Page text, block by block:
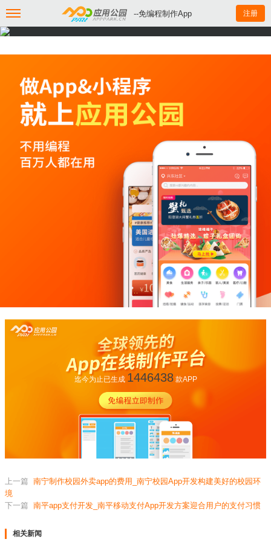
--免编程制作App 注册
迄今为止已生成 1446438款APP
上一篇 南宁制作校园外卖app的费用_南宁校园App开发构建美好的校园环
境
下一篇 南平app支付开发_南平移动支付App开发方案迎合用户的支付习惯
相关新闻